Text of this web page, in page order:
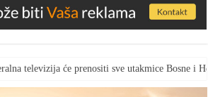
televizija će prenositi sve utakmice Bosne i